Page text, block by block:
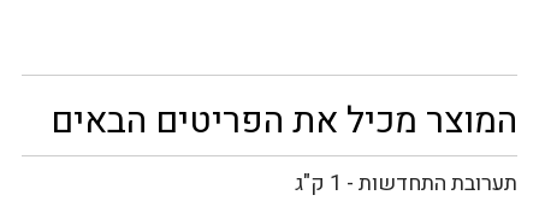
המוצר מכיל את הפריטים הבאים
תערובת התחדשות - 1 ק"ג